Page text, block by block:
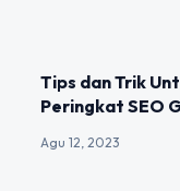
Tips dan Trik
Peringkat SEO
Agu 12, 2023